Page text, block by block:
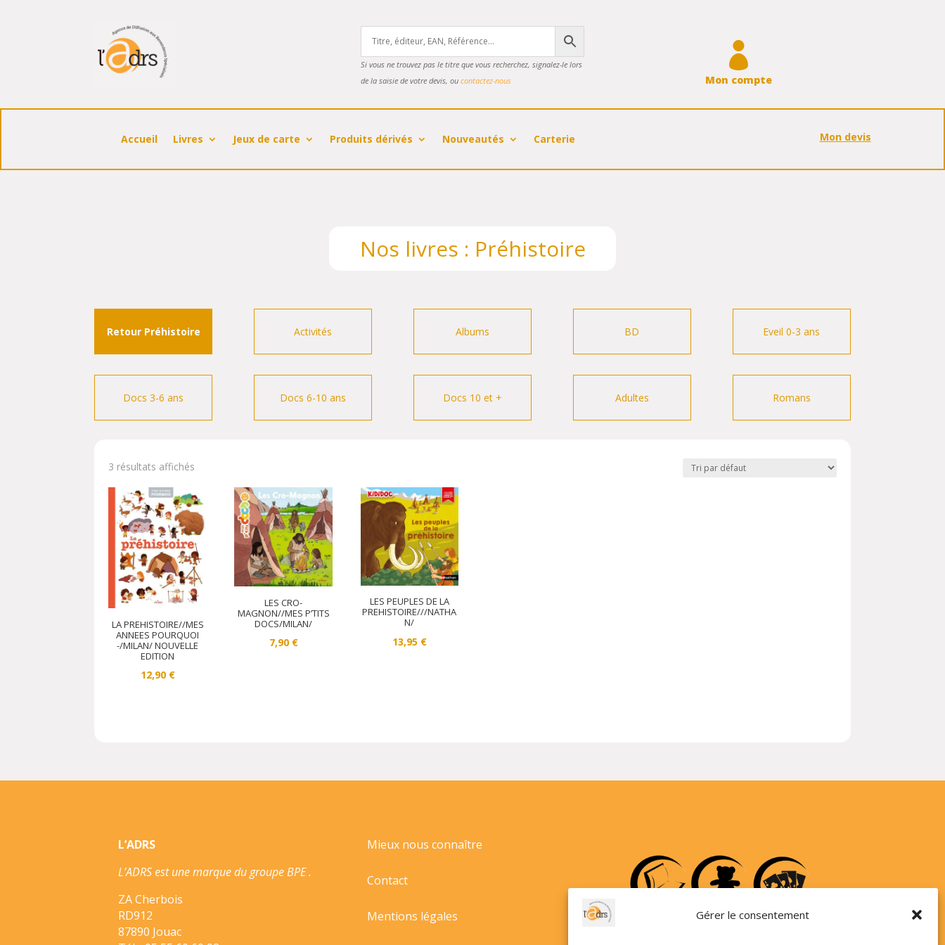
Gérer le consentement
Si vous ne trouvez pas le titre que vous recherchez, signalez-le lors
de la saisie de votre devis, ou contactez-nous

Mon compte
Accueil Livres Jeux de carte Produits dérivés Nouveautés Carterie Mon devis
Nos livres : Préhistoire
Retour Préhistoire
Docs 3-6 ans
Activités
Docs 6-10 ans
Albums
Docs 10 et +
BD
Adultes
Eveil 0-3 ans
Romans
3 résultats affichés
LA PREHISTOIRE//MES
ANNEES POURQUOI
-/MILAN/ NOUVELLE
EDITION
12,90 €
LES CRO-
MAGNON//MES P’TITS
DOCS/MILAN/
7,90 €
LES PEUPLES DE LA
PREHISTOIRE///NATHA
N/
13,95 €
L’ADRS
L’ADRS est une marque du groupe BPE .
ZA Cherbois
RD912
87890 Jouac
Mieux nous connaître
Contact
Mentions légales